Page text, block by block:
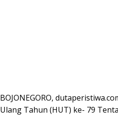
BOJONEGORO,
Ulang Tahun (HUT) ke- 79